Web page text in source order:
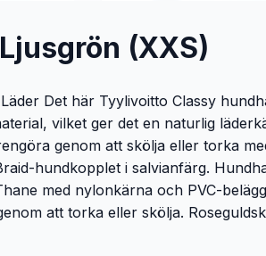
(XXS)
Det här Tyylivoitto Classy
vilket ger det en naturlig
genom att skölja eller torka
hundkopplet i salvianfärg.
med nylonkärna och PVC-
att torka eller skölja.